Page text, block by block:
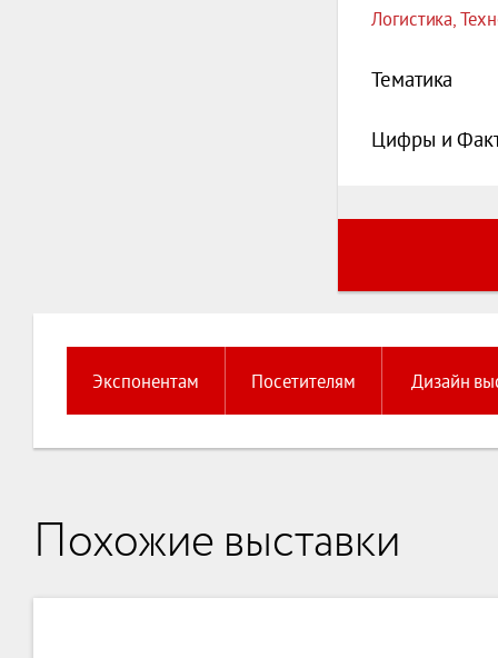
Логистика,
Тематика
Цифры и
Экспонентам Посетителям Дизайн
Похожие выставки